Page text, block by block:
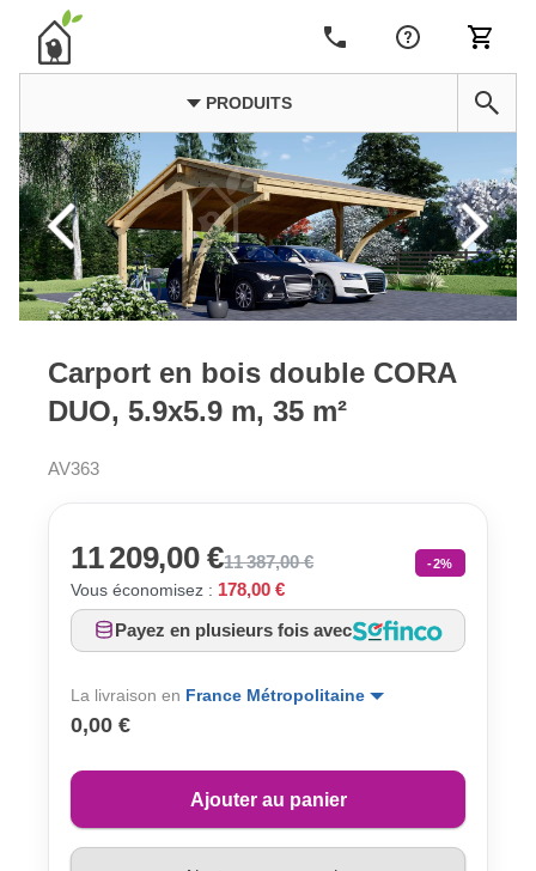
PRODUITS
Carport en bois double CORA
DUO, 5.9x5.9 m, 35 m²
AV363
11 209,00 €11 387,00 € -2%
Vous économisez : 178,00 €
Payez en plusieurs fois avec
La livraison en France Métropolitaine
0,00 €
Ajouter au panier